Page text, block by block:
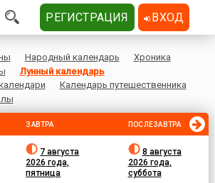
Народный календарь
Хроника
Лунный календарь
Календарь путешественника
ЗАВТРА
7 августа
2026 года,
пятница
ПОСЛЕЗАВТРА
8 августа
2026 года,
суббота
РЕГИСТРАЦИЯ ВХОД